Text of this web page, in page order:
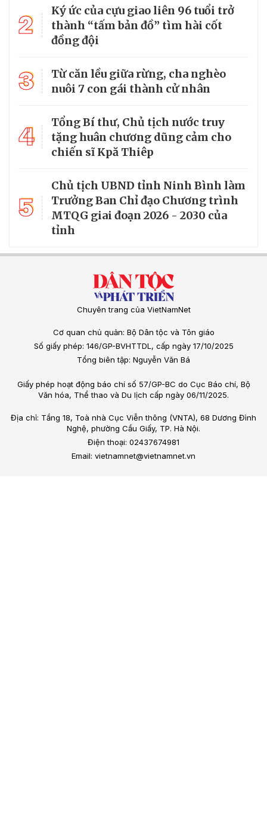
2
Ký ức của cựu giao liên 96 tuổi trở
thành “tấm bản đồ” tìm hài cốt
đồng đội
3
Từ căn lều giữa rừng, cha nghèo
nuôi 7 con gái thành cử nhân
4
Tổng Bí thư, Chủ tịch nước truy
tặng huân chương dũng cảm cho
chiến sĩ Kpă Thiêp
5
Chủ tịch UBND tỉnh Ninh Bình làm
Trưởng Ban Chỉ đạo Chương trình
MTQG giai đoạn 2026 - 2030 của
tỉnh
Chuyên trang của VietNamNet
Cơ quan chủ quản: Bộ Dân tộc và Tôn giáo
Số giấy phép: 146/GP-BVHTTDL, cấp ngày 17/10/2025
Tổng biên tập: Nguyễn Văn Bá
Giấy phép hoạt động báo chí số 57/GP-BC do Cục Báo chí, Bộ
Văn hóa, Thể thao và Du lịch cấp ngày 06/11/2025.
Địa chỉ: Tầng 18, Toà nhà Cục Viễn thông (VNTA), 68 Dương Đình
Nghệ, phường Cầu Giấy, TP. Hà Nội.
Điện thoại: 02437674981
Email: vietnamnet@vietnamnet.vn